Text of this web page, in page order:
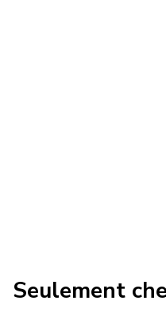
Seulement